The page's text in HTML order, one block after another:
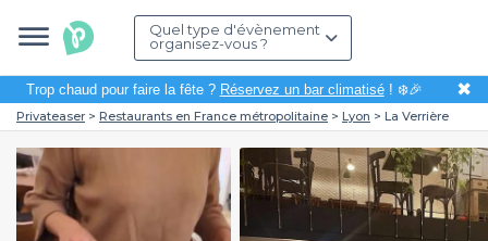
Quel type d'évènement
organisez-vous ?
Trop chaud pour faire la fête ? Réservez un bar climatisé! ❄️🎉 ✖
Privateaser Restaurants en France métropolitaine Lyon La Verrière